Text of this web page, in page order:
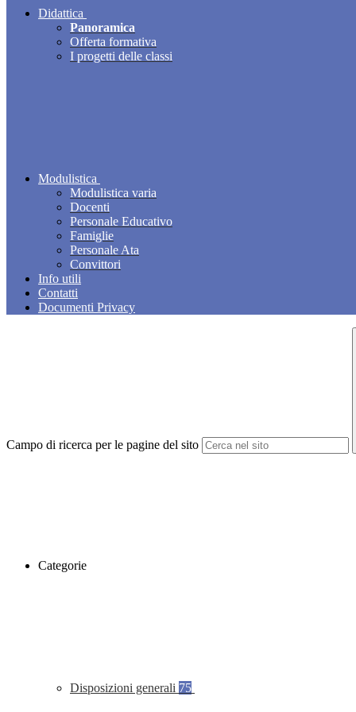
Didattica
Panoramica
Offerta formativa
I progetti delle classi
Modulistica
Modulistica varia
Docenti
Personale Educativo
Famiglie
Personale Ata
Convittori
Info utili
Contatti
Documenti Privacy
Campo di ricerca per le pagine del sito
Categorie
Disposizioni generali 75